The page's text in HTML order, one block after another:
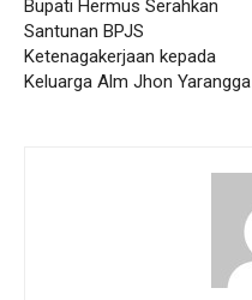
Bupati Hermus Serahkan
Santunan BPJS
Ketenagakerjaan kepada
Keluarga Alm Jhon Yarangga